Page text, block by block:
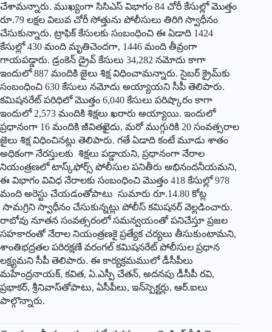
చేశామ‌న్నారు. ముఖ్యంగా సిసిఎస్‌ విభాగం 84 చోరీ కేసుల్లో మొత్తం
రూ.79 లక్షల విలువ చోరీ సోత్తును పోలీసులు తిరిగి స్వాధీనం
చేసుకున్నారు. ట్రాఫిక్‌ కేసులకు సంబంధించి ఈ ఏడాది 1424
కేసుల్లో 430 మంది మృతిచెందగా, 1446 మంది తీవ్రంగా
గాయపడ్డారు. డ్రంకెన్ డ్రైవ్‌ కేసులు 34,282 నమోదు కాగా
ఇందులో 887 మందికి జైలు శిక్ష విధించామ‌న్నారు. సైబర్‌ క్రైమ్‌కు
సంబంధించి 630 కేసులు నమోదు అయ్యాయని సీపీ తెలిపారు.
కమిషనరేట్‌ పరిధిలో మొత్తం 6,040 కేసులు పరిష్కారం కాగా
ఇందులో 2,573 మందికి శిక్షలు ఖరారు అయ్యాయి. ఇందులో
ప్రధానంగా 16 మందికి జీవితఖైదు, మరో ముగ్గురికి 20 సంవత్సరాల
జైలు శిక్ష విధించిన‌ట్లు తెలిపారు. గతే ఏడాది కంటే మూడు శాతం
అధికంగా నేరస్తులకు శిక్షలు ప‌డ్డాయ‌ని, ప్రధానంగా నేరాల
నియంత్రణలో టాస్క్‌ఫోర్స్‌ పోలీసుల పనితీరు అభినందనీయమని,
ఈ విభాగం వివిధ నేరాలకు సంబంధించి మొత్తం 418 కేసుల్లో 978
మంది అరెస్టు చేయడంతోపాటు సుమారు రూ.14.80 కోట్ల
సామ‌గ్రిని స్వాధీనం చేసుకున్నట్లు పోలీస్‌ కమిషనర్‌ వెల్లడించారు.
రాబోవు నూతన సంవత్సరంలో సమన్వయంతో పనిచేస్తూ ప్రజల
సహకారంతో నేరాల నియంత్రణకై ప్రత్యేక చర్యలు తీసుకుంటామ‌ని,
శాంతిభద్రతల పరిరక్షణే వరంగల్‌ కమిషనరేట్‌ పోలీసుల ప్రధాన
లక్ష్యమని సీపీ తెలిపారు. ఈ కార్యక్రమములో డీసీపీలు
మహేంద్రనాయక్‌, కవిత, ఏ.ఎస్పీ చేతన్‌, అదనపు డీసీపీ రవి,
ప్రభాకర్‌, శ్రీనివాస్‌తోపాటు, ఏసీపీలు, ఇన్‌స్పెక్ట‌ర్లు, ఆర్‌.ఐలు
పాల్గొన్నారు.